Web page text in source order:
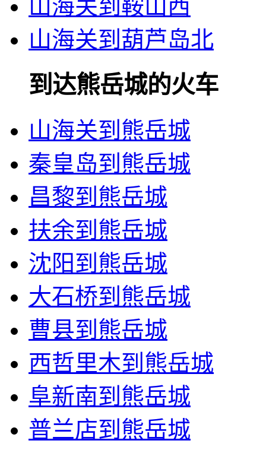
山海关到鞍山西
山海关到葫芦岛北
到达熊岳城的火车
山海关到熊岳城
秦皇岛到熊岳城
昌黎到熊岳城
扶余到熊岳城
沈阳到熊岳城
大石桥到熊岳城
曹县到熊岳城
西哲里木到熊岳城
阜新南到熊岳城
普兰店到熊岳城